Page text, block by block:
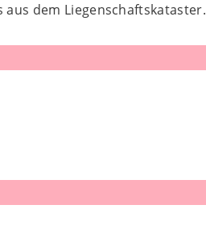
aus dem Liegenschaftskataster.